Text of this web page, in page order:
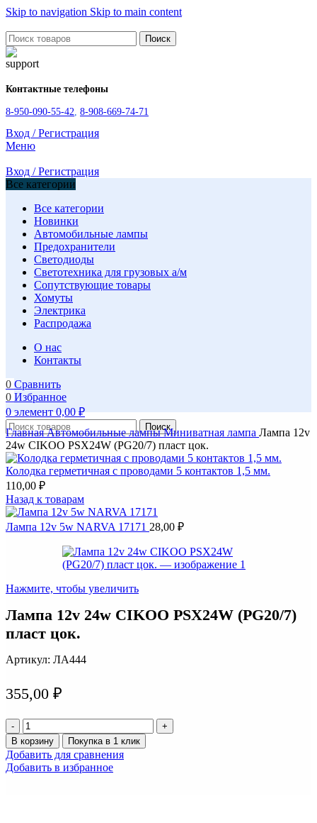
Skip to navigation Skip to main content
Поиск
Контактные телефоны
8-950-090-55-42, 8-908-669-74-71
Вход / Регистрация
Меню
Вход / Регистрация
Все категории
Все категории
Новинки
Автомобильные лампы
Предохранители
Светодиоды
Светотехника для грузовых а/м
Сопутствующие товары
Хомуты
Электрика
Распродажа
О нас
Контакты
0 Сравнить
0 Избранное
0элемент 0,00₽
Поиск
ГлавнаяАвтомобильные лампыМиниватная лампа Лампа 12v
24w CIKOO PSX24W (PG20/7) пласт цок.
Колодка герметичная с проводами 5 контактов 1,5 мм.
110,00 ₽
Назад к товарам
Лампа 12v 5w NARVA 17171 28,00 ₽
Нажмите, чтобы увеличить
Лампа 12v 24w CIKOO PSX24W (PG20/7)
пласт цок.
Артикул: ЛА444
355,00 ₽
Количество
товара
Лампа
12v
24w
В корзину Покупка в 1 клик
Добавить для сравнения
Добавить в избранное